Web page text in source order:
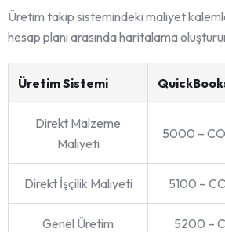
Üretim takip sistemindeki maliyet
hesap planı arasında haritalama
Üretim Sistemi
Direkt Malzeme
Maliyeti
5000 –
Direkt İşçilik Maliyeti 5100 –
Genel Üretim
5200 –